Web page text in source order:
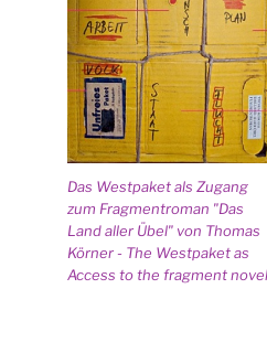
Das Westpaket als Zugang
zum Fragmentroman "Das
Land aller Übel" von Thomas
Körner - The Westpaket as
Access to the fragment novel